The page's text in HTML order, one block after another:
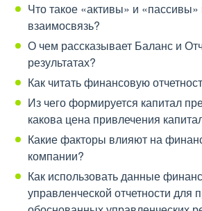
Что такое «активы» и
взаимосвязь?
О чем рассказывает Баланс и
результатах?
Как читать финансовую
Из чего формируется капитал
какова цена привлечения
Какие факторы влияют на
компании?
Как использовать данные
управленческой отчетности для